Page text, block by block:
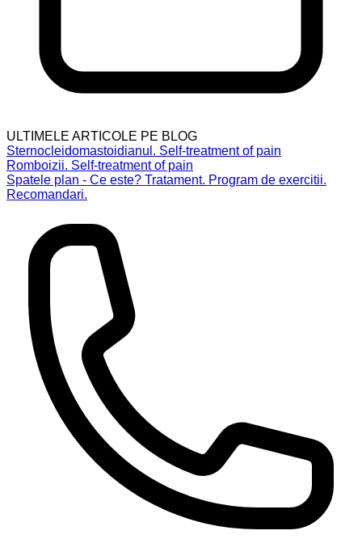
ULTIMELE ARTICOLE PE BLOG
Sternocleidomastoidianul. Self-treatment of pain
Romboizii. Self-treatment of pain
Spatele plan - Ce este? Tratament. Program de exercitii.
Recomandari.